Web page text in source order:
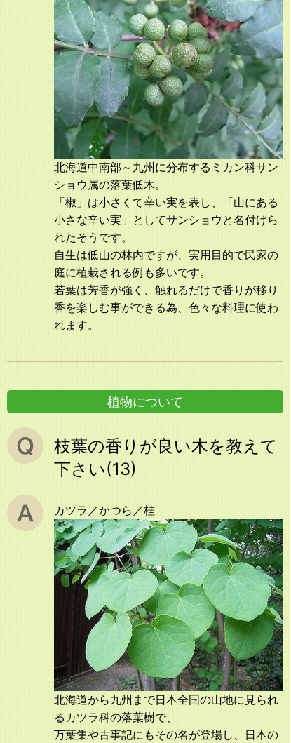
北海道中南部～九州に分布するミカン科サン
ショウ属の落葉低木。
「椒」は小さくて辛い実を表し、「山にある
小さな辛い実」としてサンショウと名付けら
れたそうです。
自生は低山の林内ですが、実用目的で民家の
庭に植栽される例も多いです。
若葉は芳香が強く、触れるだけで香りが移り
香を楽しむ事ができる為、色々な料理に使わ
れます。
植物について
枝葉の香りが良い木を教えて
下さい(13)
カツラ／かつら／桂
北海道から九州まで日本全国の山地に見られ
るカツラ科の落葉樹で、
万葉集や古事記にもその名が登場し、日本の